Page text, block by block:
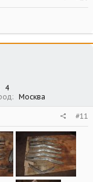
4
Москва
#11